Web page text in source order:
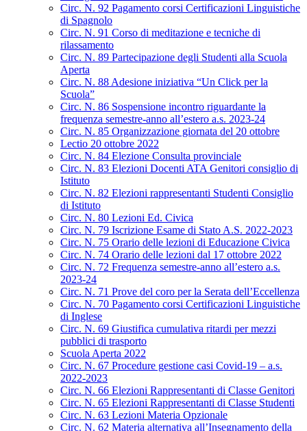
Circ. N. 92 Pagamento corsi Certificazioni Linguistiche
di Spagnolo
Circ. N. 91 Corso di meditazione e tecniche di
rilassamento
Circ. N. 89 Partecipazione degli Studenti alla Scuola
Aperta
Circ. N. 88 Adesione iniziativa “Un Click per la
Scuola”
Circ. N. 86 Sospensione incontro riguardante la
frequenza semestre-anno all’estero a.s. 2023-24
Circ. N. 85 Organizzazione giornata del 20 ottobre
Lectio 20 ottobre 2022
Circ. N. 84 Elezione Consulta provinciale
Circ. N. 83 Elezioni Docenti ATA Genitori consiglio di
Istituto
Circ. N. 82 Elezioni rappresentanti Studenti Consiglio
di Istituto
Circ. N. 80 Lezioni Ed. Civica
Circ. N. 79 Iscrizione Esame di Stato A.S. 2022-2023
Circ. N. 75 Orario delle lezioni di Educazione Civica
Circ. N. 74 Orario delle lezioni dal 17 ottobre 2022
Circ. N. 72 Frequenza semestre-anno all’estero a.s.
2023-24
Circ. N. 71 Prove del coro per la Serata dell’Eccellenza
Circ. N. 70 Pagamento corsi Certificazioni Linguistiche
di Inglese
Circ. N. 69 Giustifica cumulativa ritardi per mezzi
pubblici di trasporto
Scuola Aperta 2022
Circ. N. 67 Procedure gestione casi Covid-19 – a.s.
2022-2023
Circ. N. 66 Elezioni Rappresentanti di Classe Genitori
Circ. N. 65 Elezioni Rappresentanti di Classe Studenti
Circ. N. 63 Lezioni Materia Opzionale
Circ. N. 62 Materia alternativa all’Insegnamento della